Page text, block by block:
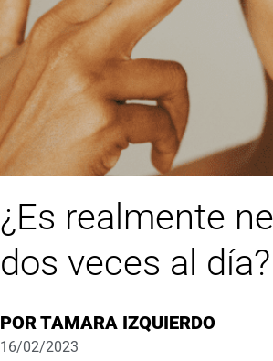
¿Es realmente
dos veces al día?
PORTAMARA IZQUIERDO
16/02/2023